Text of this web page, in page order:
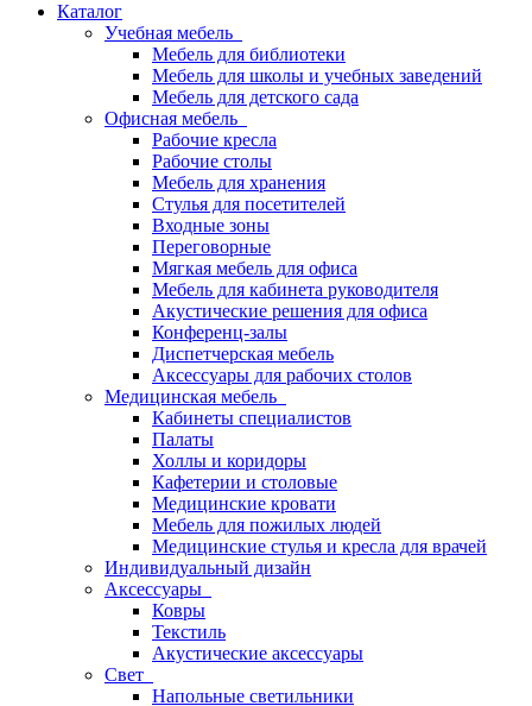
Каталог
Учебная мебель
Мебель для библиотеки
Мебель для школы и учебных заведений
Мебель для детского сада
Офисная мебель
Рабочие кресла
Рабочие столы
Мебель для хранения
Стулья для посетителей
Входные зоны
Переговорные
Мягкая мебель для офиса
Мебель для кабинета руководителя
Акустические решения для офиса
Конференц-залы
Диспетчерская мебель
Аксессуары для рабочих столов
Медицинская мебель
Кабинеты специалистов
Палаты
Холлы и коридоры
Кафетерии и столовые
Медицинские кровати
Мебель для пожилых людей
Медицинские стулья и кресла для врачей
Индивидуальный дизайн
Аксессуары
Ковры
Текстиль
Акустические аксессуары
Свет
Напольные светильники